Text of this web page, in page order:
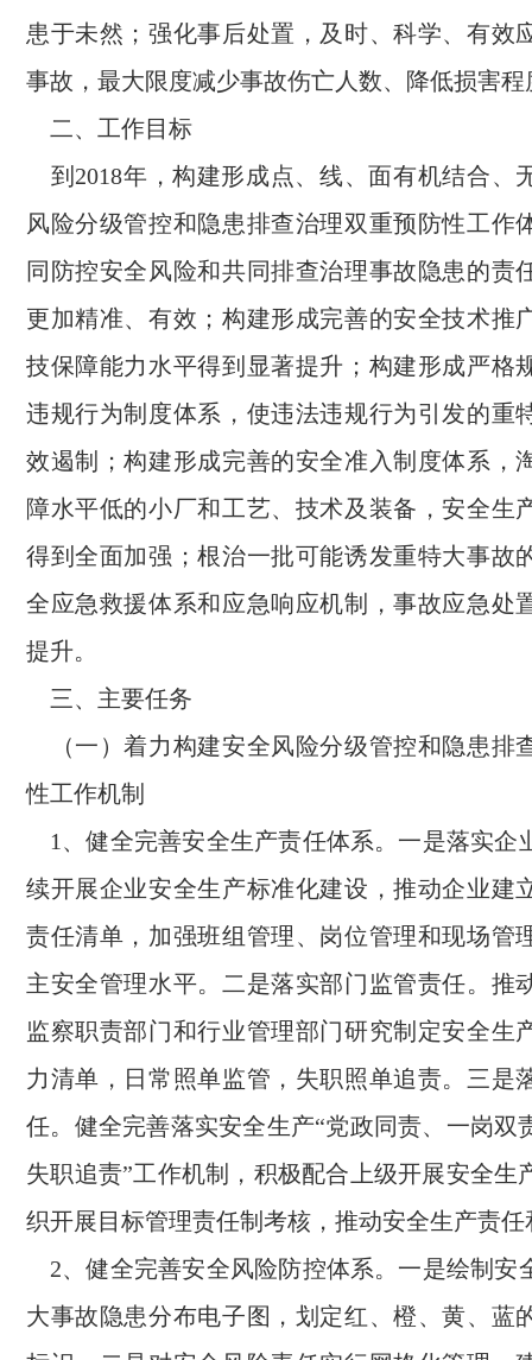
患于未然；强化事后处置，及时、科学、有效
事故，最大限度减少事故伤亡人数、降低损害程
二、工作目标
到2018年，构建形成点、线、面有机结合、
风险分级管控和隐患排查治理双重预防性工作
同防控安全风险和共同排查治理事故隐患的责
更加精准、有效；构建形成完善的安全技术推
技保障能力水平得到显著提升；构建形成严格
违规行为制度体系，使违法违规行为引发的重
效遏制；构建形成完善的安全准入制度体系，
障水平低的小厂和工艺、技术及装备，安全生
得到全面加强；根治一批可能诱发重特大事故
全应急救援体系和应急响应机制，事故应急处
提升。
三、主要任务
（一）着力构建安全风险分级管控和隐患排
性工作机制
1、健全完善安全生产责任体系。一是落实企
续开展企业安全生产标准化建设，推动企业建
责任清单，加强班组管理、岗位管理和现场管
主安全管理水平。二是落实部门监管责任。推
监察职责部门和行业管理部门研究制定安全生
力清单，日常照单监管，失职照单追责。三是
任。健全完善落实安全生产“党政同责、一岗双
失职追责”工作机制，积极配合上级开展安全生
织开展目标管理责任制考核，推动安全生产责
2、健全完善安全风险防控体系。一是绘制安
大事故隐患分布电子图，划定红、橙、黄、蓝